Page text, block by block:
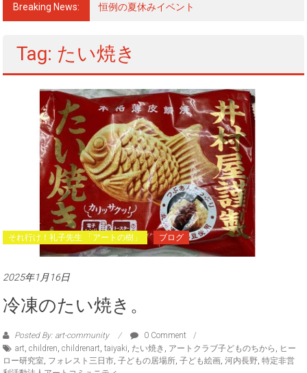
Breaking News: 恒例の夏休みイベント
Tag: たい焼き
それ行け！礼子先生 「アートの樹」 ブログ
2025年1月16日
冷凍のたい焼き。
Posted By: art-community
0 Comment
art,children,childrenart,taiyaki, たい焼き , アートクラブ子どものちから , ヒー
ロー研究室, フォレスト三日市,子どもの居場所,子ども絵画,河内長野,特定非営